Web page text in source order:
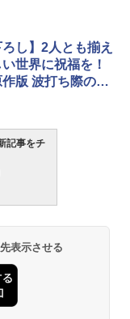
し】2人とも揃え
世界に祝福を！
版 波打ち際のコ
記事をチ
表示させる